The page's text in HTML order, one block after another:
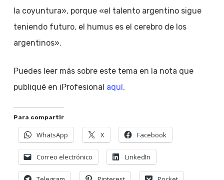
la coyuntura», porque «el talento argentino sigue
teniendo futuro, el humus es el cerebro de los
argentinos».
Puedes leer más sobre este tema en la nota que
publiqué en iProfesional aquí.
Para compartir
WhatsApp X Facebook
Correo electrónico LinkedIn